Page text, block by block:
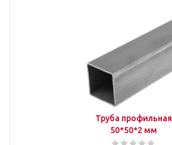
Труба профильная
50*50*2 мм